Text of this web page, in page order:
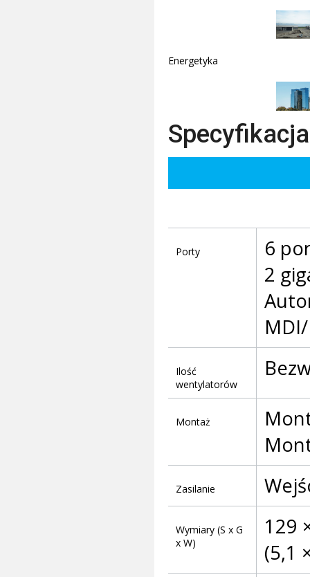
Energetyka
Specyfikacja
Porty
6
2
Ilość
wentylatorów
Montaż
Zasilanie
Wymiary (S x G
x W)
129
(5,1